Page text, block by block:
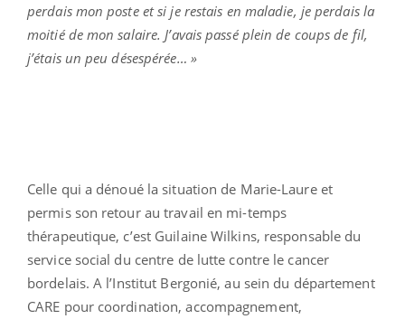
perdais mon poste et si je restais en maladie, je perdais la
moitié de mon salaire. J’avais passé plein de coups de fil,
j’étais un peu désespérée… »
Celle qui a dénoué la situation de Marie-Laure et
permis son retour au travail en mi-temps
thérapeutique, c’est Guilaine Wilkins, responsable du
service social du centre de lutte contre le cancer
bordelais. A l’Institut Bergonié, au sein du département
CARE pour coordination, accompagnement,